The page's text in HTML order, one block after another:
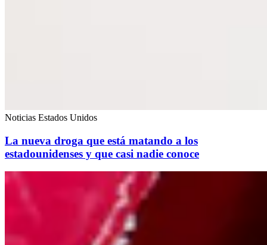
Noticias Estados Unidos
La nueva droga que está matando a los
estadounidenses y que casi nadie conoce